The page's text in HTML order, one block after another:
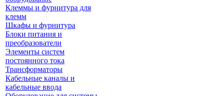
Клеммы и фурнитура для
клемм
Шкафы и фурнитура
Блоки питания и
преобразователи
Элементы систем
постоянного тока
Трансформаторы
Кабельные каналы и
кабельные ввода